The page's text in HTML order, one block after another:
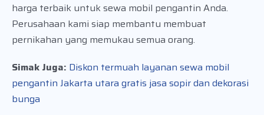
harga terbaik untuk sewa mobil pengantin Anda.
Perusahaan kami siap membantu membuat
pernikahan yang memukau semua orang.
Simak Juga: Diskon termuah layanan sewa mobil
pengantin Jakarta utara gratis jasa sopir dan dekorasi
bunga